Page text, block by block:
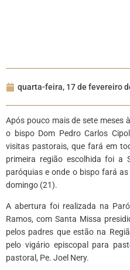
quarta-feira, 17 de fevereiro
Após pouco mais de sete meses
o bispo Dom Pedro Carlos
visitas pastorais, que fará em
primeira região escolhida foi a
paróquias e onde o bispo fará
domingo (21).
A abertura foi realizada na
Ramos, com Santa Missa
pelos padres que estão na
pelo vigário episcopal para
pastoral, Pe. Joel Nery.